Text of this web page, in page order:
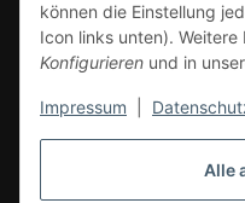
Alle
können die Einstellung
Icon links unten).
Konfigurieren und in
Impressum
* Alle Preise inkl. gesetzlicher
DE, gilt nicht für Großgeräte per